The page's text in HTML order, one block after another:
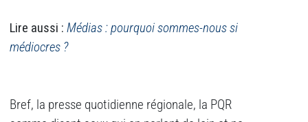
Lire aussi : Médias : pourquoi sommes-nous si
médiocres ?
Bref, la presse quotidienne régionale, la PQR